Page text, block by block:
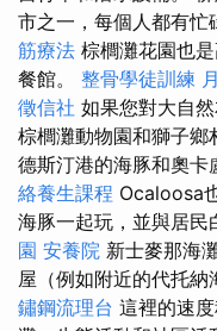
市之一，每個人都有忙
筋療法 棕櫚灘花園也
餐館。 整骨學徒訓練
徵信社 如果您對大自
棕櫚灘動物園和獅子鄉
德斯汀港的海豚和奧卡
絡養生課程 Ocaloosa
海豚一起玩，並與居民
園 安養院 新士麥那海
屋（例如附近的代托納
鏽鋼流理台 這裡的速